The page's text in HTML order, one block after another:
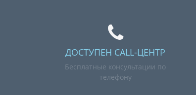
ДОСТУПЕН CALL-ЦЕНТР
Бесплатные консультации по
телефону